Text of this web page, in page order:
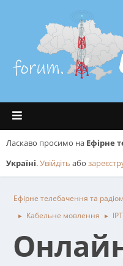
Ласкаво просимо на Ефірне
Україні.Увійдіть або
Ефірне телебачення та
► Кабельне мовлення ►